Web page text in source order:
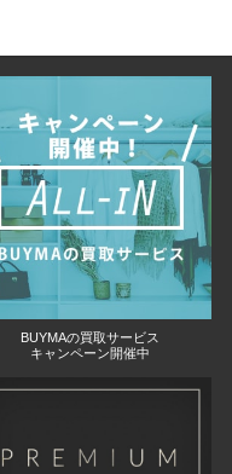
BUYMAの買取サービス
キャンペーン開催中